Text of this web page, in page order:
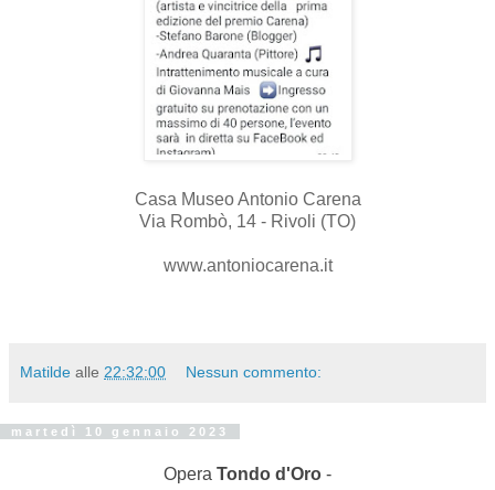
Casa Museo Antonio Carena
Via Rombò, 14 - Rivoli (TO)
www.antoniocarena.it
Matilde alle 22:32:00 Nessun commento:
martedì 10 gennaio 2023
Opera Tondo d'Oro -